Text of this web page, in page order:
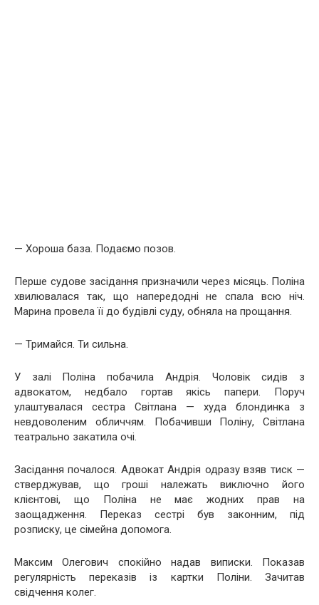
— Хороша база. Подаємо позов.
Перше судове засідання призначили через місяць. Поліна
хвилювалася так, що напередодні не спала всю ніч.
Марина провела її до будівлі суду, обняла на прощання.
— Тримайся. Ти сильна.
У залі Поліна побачила Андрія. Чоловік сидів з
адвокатом, недбало гортав якісь папери. Поруч
улаштувалася сестра Світлана — худа блондинка з
невдоволеним обличчям. Побачивши Поліну, Світлана
театрально закатила очі.
Засідання почалося. Адвокат Андрія одразу взяв тиск —
стверджував, що гроші належать виключно його
клієнтові, що Поліна не має жодних прав на
заощадження. Переказ сестрі був законним, під
розписку, це сімейна допомога.
Максим Олегович спокійно надав виписки. Показав
регулярність переказів із картки Поліни. Зачитав
свідчення колег.